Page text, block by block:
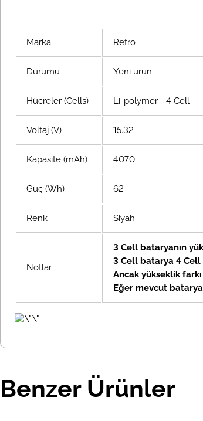
Marka Retro
Durumu Yeni ürün
Hücreler (Cells) Li-polymer - 4 Cell
Voltaj (V) 15.32
Kapasite (mAh) 4070
Güç (Wh) 62
Renk Siyah
Notlar
3 Cell bataryanın
3 Cell batarya 4 Cell
Ancakyükseklik
Eğer mevcut
Benzer Ürünler